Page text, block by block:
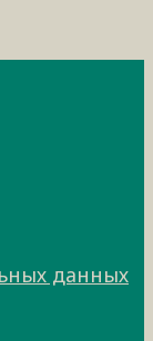
данных